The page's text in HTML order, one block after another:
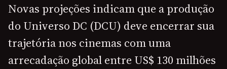
Novas projeções indicam que a produção
do Universo DC (DCU) deve encerrar sua
trajetória nos cinemas com uma
arrecadação global entre US$ 130 milhões